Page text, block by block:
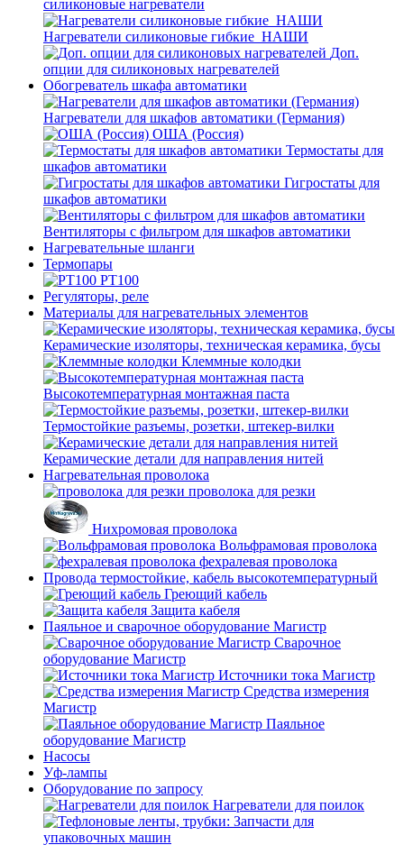
силиконовые нагреватели
Нагреватели силиконовые гибкие_НАШИ
Доп.
опции для силиконовых нагревателей
Обогреватель шкафа автоматики
Нагреватели для шкафов автоматики (Германия)
ОША (Россия)
Термостаты для
шкафов автоматики
Гигростаты для
шкафов автоматики
Вентиляторы с фильтром для шкафов автоматики
Нагревательные шланги
Термопары
PT100
Регуляторы, реле
Материалы для нагревательных элементов
Керамические изоляторы, техническая керамика, бусы
Клеммные колодки
Высокотемпературная монтажная паста
Термостойкие разъемы, розетки, штекер-вилки
Керамические детали для направления нитей
Нагревательная проволока
проволока для резки
Нихромовая проволока
Вольфрамовая проволока
фехралевая проволока
Провода термостойкие, кабель высокотемпературный
Греющий кабель
Защита кабеля
Паяльное и сварочное оборудование Магистр
Сварочное
оборудование Магистр
Источники тока Магистр
Средства измерения
Магистр
Паяльное
оборудование Магистр
Насосы
Уф-лампы
Оборудование по запросу
Нагреватели для поилок